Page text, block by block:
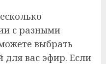
с разными
выбрать
вас эфир. Если